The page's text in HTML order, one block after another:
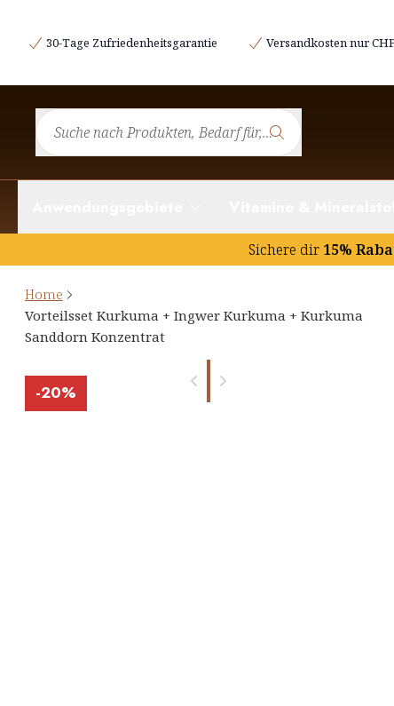
30-Tage Zufriedenheitsgarantie Versandkosten nur
Sichere dir 15%
Home
Vorteilsset Kurkuma + Ingwer Kurkuma + Kurkuma
Sanddorn Konzentrat
-20%